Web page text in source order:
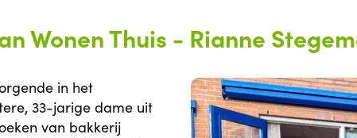
Wonen Thuis - Rianne
in het
33-jarige dame uit
van bakkerij